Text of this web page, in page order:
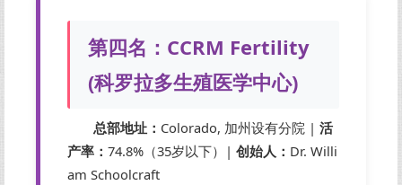
第四名：CCRM Fertility
(科罗拉多生殖医学中心)
总部地址： Colorado, 加州设有分院 |活
产率： 74.8%（35岁以下）| 创始人： Dr. Willi
am Schoolcraft